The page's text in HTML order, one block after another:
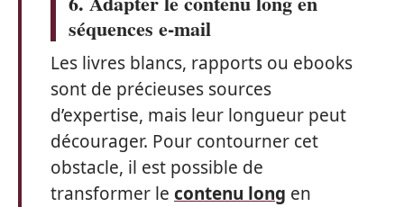
séquences e-mail
Les livres blancs, rapports ou ebooks
sont de précieuses sources
d’expertise, mais leur longueur peut
décourager. Pour contourner cet
obstacle, il est possible de
transformer le contenu long en